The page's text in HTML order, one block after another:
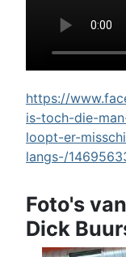
https://
is-toch-die-
loopt-er-
langs-/
Foto's
Dick